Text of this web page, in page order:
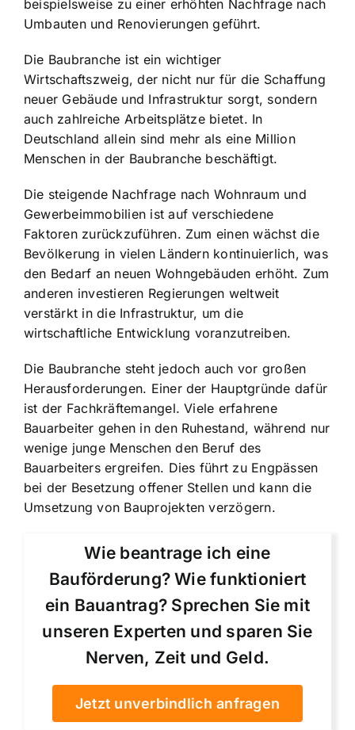
beispielsweise zu einer erhöhten Nachfrage nach
Umbauten und Renovierungen geführt.
Die Baubranche ist ein wichtiger
Wirtschaftszweig, der nicht nur für die Schaffung
neuer Gebäude und Infrastruktur sorgt, sondern
auch zahlreiche Arbeitsplätze bietet. In
Deutschland allein sind mehr als eine Million
Menschen in der Baubranche beschäftigt.
Die steigende Nachfrage nach Wohnraum und
Gewerbeimmobilien ist auf verschiedene
Faktoren zurückzuführen. Zum einen wächst die
Bevölkerung in vielen Ländern kontinuierlich, was
den Bedarf an neuen Wohngebäuden erhöht. Zum
anderen investieren Regierungen weltweit
verstärkt in die Infrastruktur, um die
wirtschaftliche Entwicklung voranzutreiben.
Die Baubranche steht jedoch auch vor großen
Herausforderungen. Einer der Hauptgründe dafür
ist der Fachkräftemangel. Viele erfahrene
Bauarbeiter gehen in den Ruhestand, während nur
wenige junge Menschen den Beruf des
Bauarbeiters ergreifen. Dies führt zu Engpässen
bei der Besetzung offener Stellen und kann die
Umsetzung von Bauprojekten verzögern.
Wie beantrage ich eine
Bauförderung? Wie funktioniert
ein Bauantrag? Sprechen Sie mit
unseren Experten und sparen Sie
Nerven, Zeit und Geld.
Jetzt unverbindlich anfragen